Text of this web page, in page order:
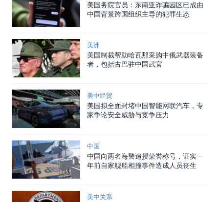
美国务院官员：东南亚诈骗园区已成由
中国背景跨国组织主导的犯罪生态
美洲
美国制裁帮助哈瓦那采购中俄武器装备
者，包括古巴驻中国武官
美中经贸
美国拟全面封堵中国智能网联汽车，专
家争论安全威胁与竞争压力
中国
中国向两名海警追授荣誉称号，证实一
年前自家舰船相撞事件造成人员丧生
美中关系